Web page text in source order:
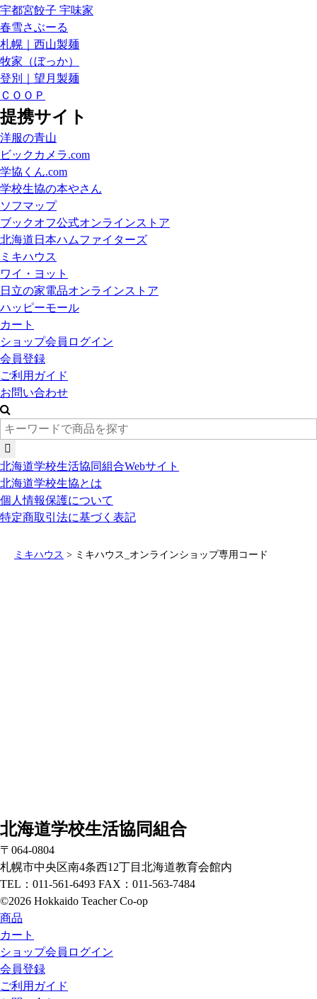
宇都宮餃子 宇味家
春雪さぶーる
札幌｜西山製麺
牧家（ぼっか）
登別｜望月製麺
ＣＯＯＰ
提携サイト
洋服の青山
ビックカメラ.com
学協くん.com
学校生協の本やさん
ソフマップ
ブックオフ公式オンラインストア
北海道日本ハムファイターズ
ミキハウス
ワイ・ヨット
日立の家電品オンラインストア
ハッピーモール
カート
ショップ会員ログイン
会員登録
ご利用ガイド
お問い合わせ
北海道学校生活協同組合Webサイト
北海道学校生協とは
個人情報保護について
特定商取引法に基づく表記
ミキハウス > ミキハウス_オンラインショップ専用コード
北海道学校生活協同組合
〒064-0804
札幌市中央区南4条西12丁目北海道教育会館内
TEL：011-561-6493 FAX：011-563-7484
©2026 Hokkaido Teacher Co-op
商品
カート
ショップ会員ログイン
会員登録
ご利用ガイド